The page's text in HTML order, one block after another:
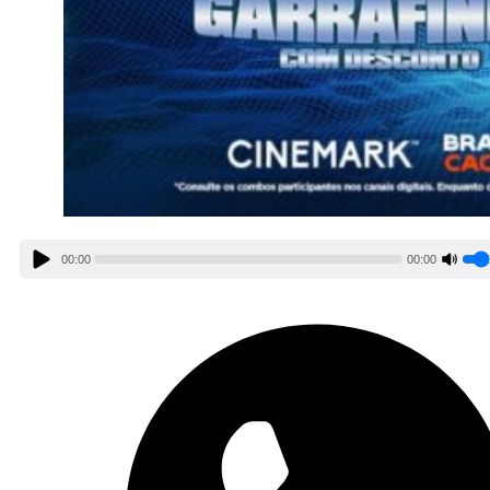
00:00 00:00